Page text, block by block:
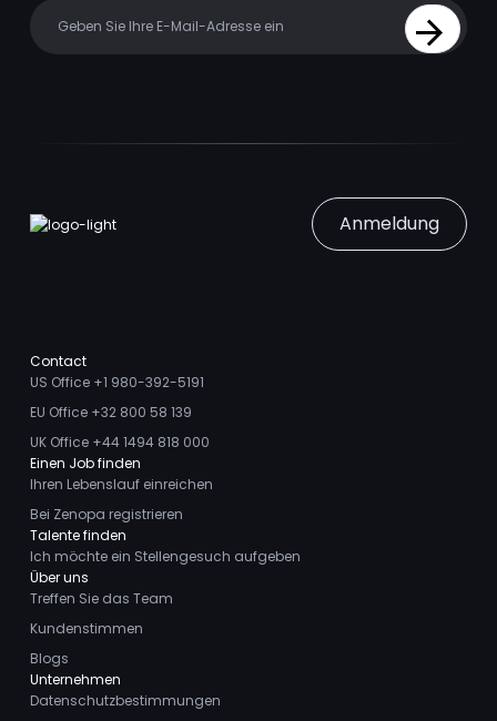
Sign Up
Anmeldung
Contact
US Office +1 980-392-5191
EU Office +32 800 58 139
UK Office +44 1494 818 000
Einen Job finden
Ihren Lebenslauf einreichen
Bei Zenopa registrieren
Talente finden
Ich möchte ein Stellengesuch aufgeben
Über uns
Treffen Sie das Team
Kundenstimmen
Blogs
Unternehmen
Datenschutzbestimmungen